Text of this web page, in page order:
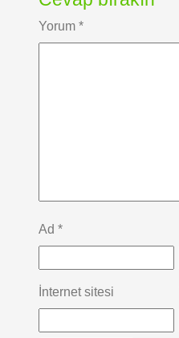
Yorum *
Ad *
İnternet sitesi